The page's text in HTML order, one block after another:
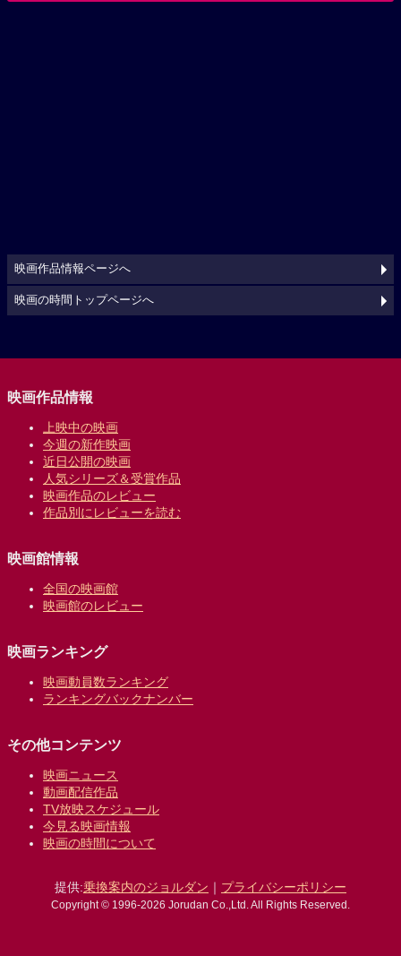
映画作品情報ページへ
映画の時間トップページへ
映画作品情報
上映中の映画
今週の新作映画
近日公開の映画
人気シリーズ＆受賞作品
映画作品のレビュー
作品別にレビューを読む
映画館情報
全国の映画館
映画館のレビュー
映画ランキング
映画動員数ランキング
ランキングバックナンバー
その他コンテンツ
映画ニュース
動画配信作品
TV放映スケジュール
今見る映画情報
映画の時間について
提供:乗換案内のジョルダン ｜ プライバシーポリシー
Copyright © 1996-2026 Jorudan Co.,Ltd. All Rights Reserved.